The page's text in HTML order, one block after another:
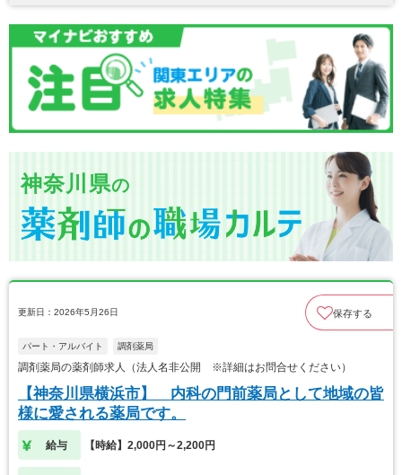
神奈川県の
更新日：2026年5月26日 保存する
パート・アルバイト 調剤薬局
調剤薬局の薬剤師求人（法人名非公開 ※詳細はお問合せください）
【神奈川県横浜市】 内科の門前薬局として地域の皆
様に愛される薬局です。
給与 【時給】2,000円～2,200円